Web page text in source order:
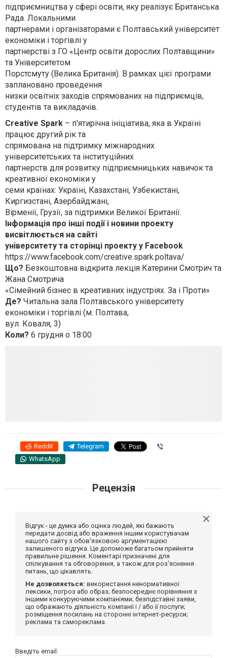
підприємництва у сфері освіти, яку реалізує Британська
Рада. Локальними
партнерами і організаторами є Полтавський університет
економіки і торгівлі у
партнерстві з ГО «Центр освіти дорослих Полтавщини»
та Університетом
Порстсмуту (Велика Британія). В рамках цієї програми
заплановано проведення
низки освітніх заходів спрямованих на підприємців,
студентів та викладачів.
Creative Spark – п'ятирічна ініціатива, яка в Україні
працює другий рік та
спрямована на підтримку міжнародних
університетських та інституційних
партнерств для розвитку підприємницьких навичок та
креативної економіки у
семи країнах: Україні, Казахстані, Узбекистані,
Киргизстані, Азербайджані,
Вірменії, Грузії, за підтримки Великої Британії.
Інформація про інші події і новини проекту
висвітлюється на сайті
університету та сторінці проекту у Facebook
https://www.facebook.com/creative.spark.poltava/
Що? Безкоштовна відкрита лекція Катерини Смотрич та
Жана Смотрича
«Сімейний бізнес в креативних індустріях. За і Проти»
Де? Читальна зала Полтавського університету
економіки і торгівлі (м. Полтава,
вул. Коваля, 3)
Коли? 6 грудня о 18:00
Reddit Telegram
WhatsApp
Рецензія
Відгук - це думка або оцінка людей, які бажають
передати досвід або враження іншим користувачам
нашого сайту з обов'язковою аргументацією
залишеного відгука. Це допоможе багатьом прийняти
правильне рішення. Коментарі призначені для
спілкування та обговорення, а також для роз'яснення
питань, що цікавлять.
Не дозволяється: використання ненормативної
лексики, погроз або образ; безпосереднє порівняння з
іншими конкуруючими компаніями; безпідставні заяви,
що ображають діяльність компанії і / або її послуги;
розміщення посилань на сторонні інтернет-ресурси;
реклама та самореклама.
Введіть email: